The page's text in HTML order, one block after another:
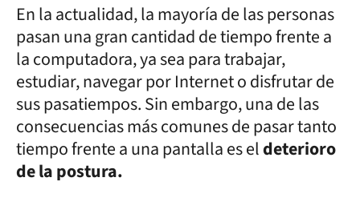
En la actualidad, la mayoría de las personas
pasan una gran cantidad de tiempo frente a
la computadora, ya sea para trabajar,
estudiar, navegar por Internet o disfrutar de
sus pasatiempos. Sin embargo, una de las
consecuencias más comunes de pasar tanto
tiempo frente a una pantalla es eldeterioro
de la postura.